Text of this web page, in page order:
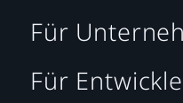
Für
Für